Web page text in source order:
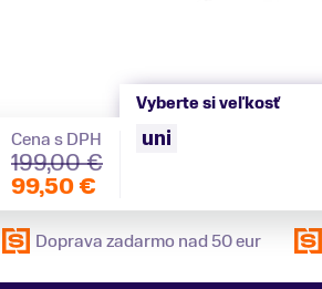
Cena s DPH
199,00 €
99,50 €
Vyberte si veľkosť
uni
Doprava zadarmo nad 50 eur